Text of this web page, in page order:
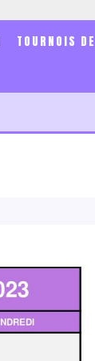
TOURNOIS